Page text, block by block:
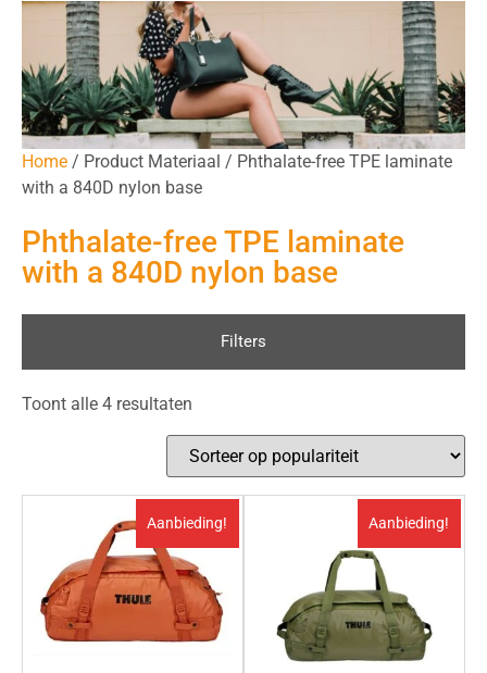
Home / Product Materiaal / Phthalate-free TPE laminate
with a 840D nylon base
Phthalate-free TPE laminate
with a 840D nylon base
Filters
Toont alle 4 resultaten
Aanbieding! Aanbieding!